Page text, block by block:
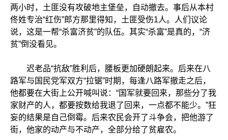
两小时，土匪没有攻破地主堡垒，自动撤去。事后从本村
佟姓专治“红伤”郎方那里得知，土匪受伤1人。人们议论
说，这是一帮“杀富济贫”的队伍。其实“杀富”是真的，“济
贫”倒没看见。
迟老品“抗敌”胜利后，腰板更加硬朗起来。后来在八
路军与国民党军双方“拉锯”时期，每逢八路军撤走之后，
他都要在大街上公开喊叫说：“国军就要回来，那些分了我
家财产的人，都要按数给我退了回来，一点都不能少。”狂
妄的结果是自己倒霉。后来农民会开了斗争会，把他游了
街，他家的动产与不动产，全部分给了贫雇农。